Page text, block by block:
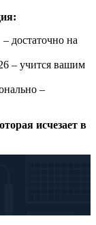
– достаточно на
– учится вашим
–
исчезает в